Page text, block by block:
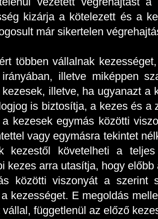
kizárja a kötelezett és a
már sikertelen
többen vállalnak
illetve miképpen
illetve, ha ugyanazt a
is biztosítja, a kezes és a
kezesek egymás közötti
vagy egymásra tekintet
kezestől követelheti a
kezes arra utasítja, hogy
közötti viszonyát a szerint
kezességet. E megoldás
függetlenül az előző